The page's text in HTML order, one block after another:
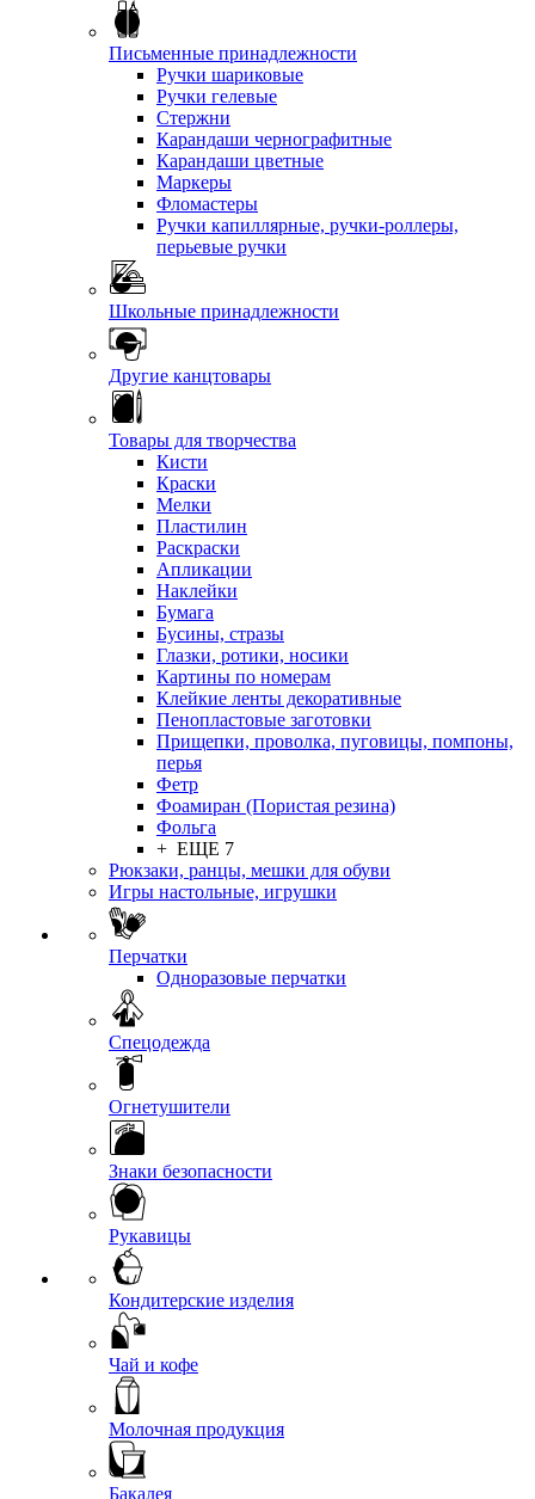
Письменные принадлежности
Ручки шариковые
Ручки гелевые
Стержни
Карандаши чернографитные
Карандаши цветные
Маркеры
Фломастеры
Ручки капиллярные, ручки-роллеры,
перьевые ручки
Школьные принадлежности
Другие канцтовары
Товары для творчества
Кисти
Краски
Мелки
Пластилин
Раскраски
Апликации
Наклейки
Бумага
Бусины, стразы
Глазки, ротики, носики
Картины по номерам
Клейкие ленты декоративные
Пенопластовые заготовки
Прищепки, проволка, пуговицы, помпоны,
перья
Фетр
Фоамиран (Пористая резина)
Фольга
+ ЕЩЕ 7
Рюкзаки, ранцы, мешки для обуви
Игры настольные, игрушки
Перчатки
Одноразовые перчатки
Спецодежда
Огнетушители
Знаки безопасности
Рукавицы
Кондитерские изделия
Чай и кофе
Молочная продукция
Бакалея